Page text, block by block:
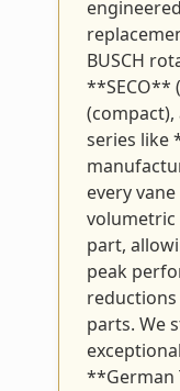
BUSCH
**SECO**
series like
every
volumetric
part,
peak
parts. We
**German